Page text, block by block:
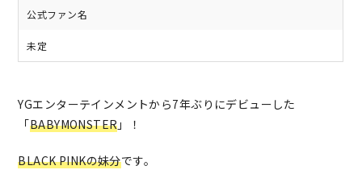
公式ファン名
未定
YGエンターテインメントから7年ぶりにデビューした
「BABYMONSTER 」！
BLACK PINKの妹分です。